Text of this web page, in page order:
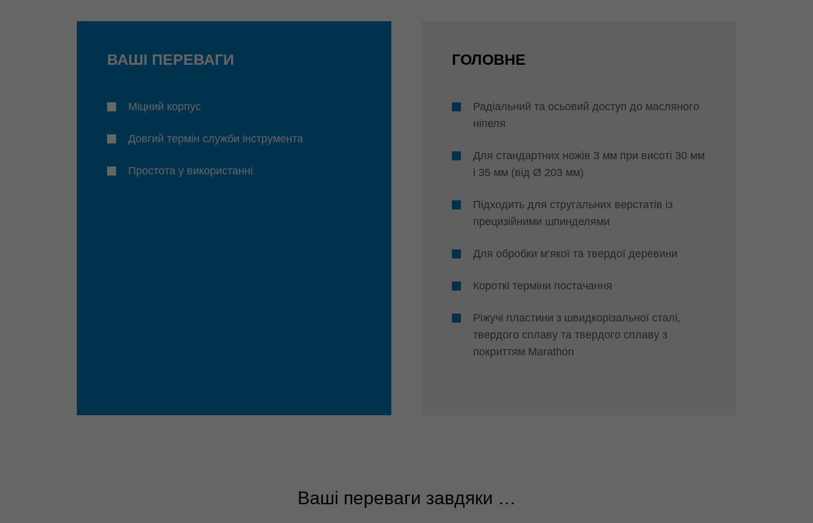
ВАШІ ПЕРЕВАГИ
Міцний корпус
Довгий термін служби інструмента
Простота у використанні
ГОЛОВНЕ
Радіальний та осьовий доступ до масляного
ніпеля
Для стандартних ножів 3 мм при висоті 30 мм
і 35 мм (від Ø 203 мм)
Підходить для стругальних верстатів із
прецизійними шпинделями
Для обробки м’якої та твердої деревини
Короткі терміни постачання
Ріжучі пластини з швидкорізальної сталі,
твердого сплаву та твердого сплаву з
покриттям Marathon
Ваші переваги завдяки …